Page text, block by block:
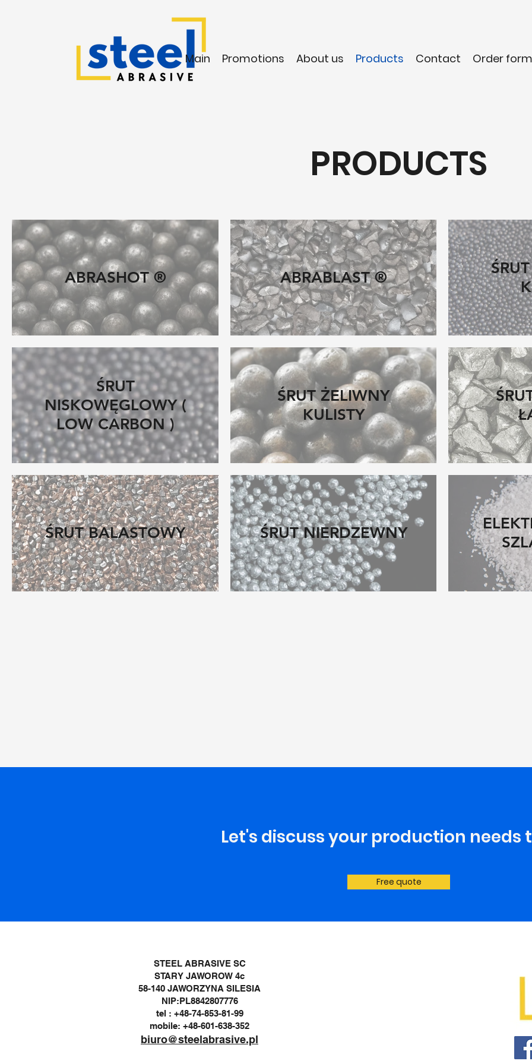
Main Promotions About us Products Contact Order form
PRODUCTS
ABRASHOT ® ABRABLAST ®
ŚRUT
NISKOWĘGLOWY (
LOW CARBON )
ŚRUT ŻELIWNY
KULISTY
ŚRUT BALASTOWY ŚRUT NIERDZEWNY
Let's discuss your production needs
Free quote
STEEL ABRASIVE SC
STARY JAWOROW 4c
58-140 JAWORZYNA SILESIA
NIP:PL8842807776
tel : +48-74-853-81-99
mobile: +48-601-638-352
biuro@steelabrasive.pl